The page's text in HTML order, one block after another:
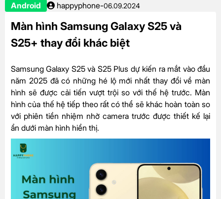
Android happyphone-06.09.2024
Màn hình Samsung Galaxy S25 và
S25+ thay đổi khác biệt
SamsungGalaxy S25 và S25 Plus dự kiến ra mắt vào đầu
năm 2025 đã có những hé lộ mới nhất thay đổi về màn
hình sẽ được cải tiến vượt trội so với thế hệ trước. Màn
hình của thế hệ tiếp theo rất có thể sẽ khác hoàn toàn so
với phiên tiền nhiệm nhờ camera trước được thiết kế lại
ẩn dưới màn hình hiển thị.